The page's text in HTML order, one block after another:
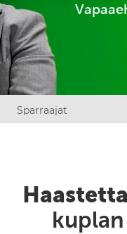
Sparraajat